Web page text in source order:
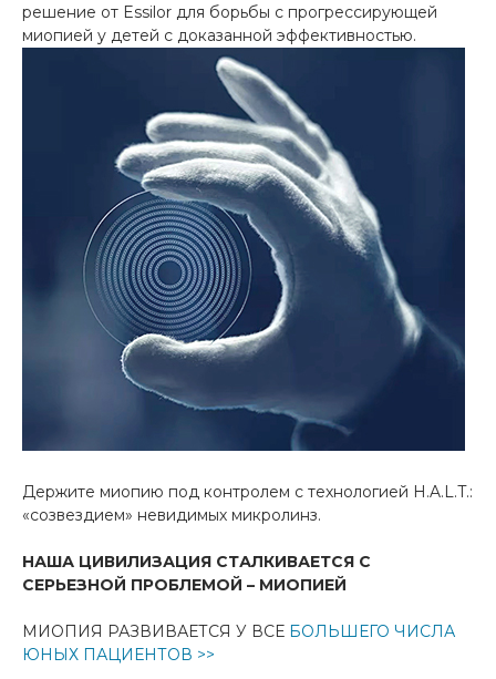
решение от Essilor для борьбы с прогрессирующей
миопией у детей с доказанной эффективностью.
Держите миопию под контролем c технологией H.A.L.T.:
«созвездием» невидимых микролинз.
НАША ЦИВИЛИЗАЦИЯ СТАЛКИВАЕТСЯ С
СЕРЬЕЗНОЙ ПРОБЛЕМОЙ – МИОПИЕЙ
МИОПИЯ РАЗВИВАЕТСЯ У ВСЕ БОЛЬШЕГО ЧИСЛА
ЮНЫХ ПАЦИЕНТОВ >>